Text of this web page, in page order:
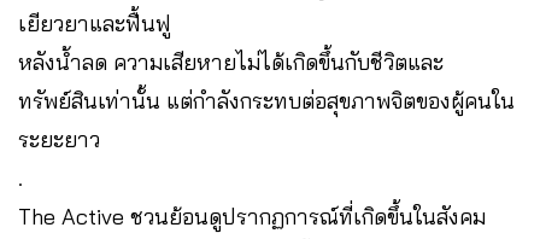
เยียวยาและฟื้นฟู
หลังน้ำลด ความเสียหายไม่ได้เกิดขึ้นกับชีวิตและ
ทรัพย์สินเท่านั้น แต่กำลังกระทบต่อสุขภาพจิตของผู้คนใน
ระยะยาว
.
The Active ชวนย้อนดูปรากฏการณ์ที่เกิดขึ้นในสังคม